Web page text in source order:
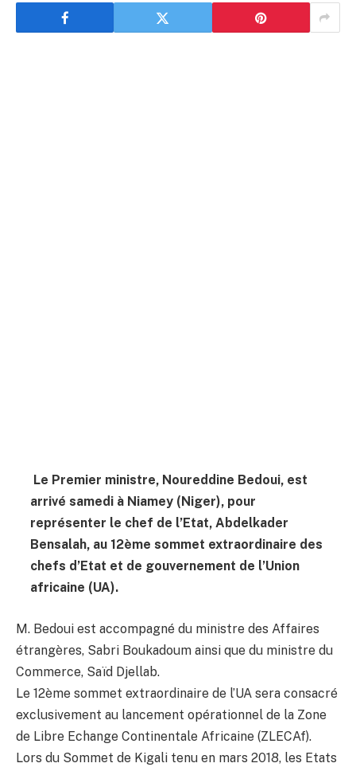
Le Premier ministre, Noureddine Bedoui, est
arrivé samedi à Niamey (Niger), pour
représenter le chef de l’Etat, Abdelkader
Bensalah, au 12ème sommet extraordinaire des
chefs d’Etat et de gouvernement de l’Union
africaine (UA).
M. Bedoui est accompagné du ministre des Affaires
étrangères, Sabri Boukadoum ainsi que du ministre du
Commerce, Saïd Djellab.
Le 12ème sommet extraordinaire de l’UA sera consacré
exclusivement au lancement opérationnel de la Zone
de Libre Echange Continentale Africaine (ZLECAf).
Lors du Sommet de Kigali tenu en mars 2018, les Etats